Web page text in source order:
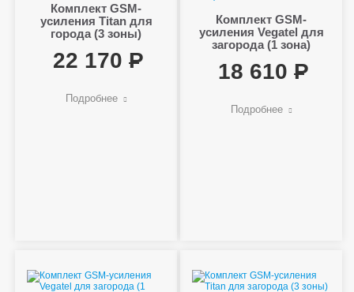
Комплект GSM-
усиления Titan для
города (3 зоны)
22 170
Подробнее
Комплект GSM-
усиления Vegatel для
загорода (1 зона)
18 610
Подробнее